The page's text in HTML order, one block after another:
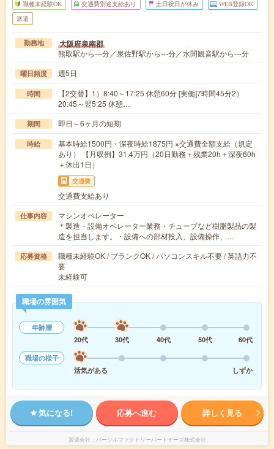
職種未経験OK 交通費別途支給あり 土日祝日が休み WEB登録OK
派遣
勤務地 大阪府泉南郡
熊取駅から---分／泉佐野駅から---分／水間観音駅から---分
曜日頻度 週5日
時間
【2交替】1）8:40～17:25 休憩60分 [実働]7時間45分2）
20:45～翌5:25 休憩…
期間 即日～6ヶ月の短期
時給
基本時給1500円・深夜時給1875円 ※交通費全額支給（規定
あり） 【月収例】31.4万円（20日勤務＋残業20h＋深夜60h
＋休出1日）
交通費
交通費支給あり
仕事内容
マシンオペレーター
＊製造・設備オペレーター業務・チューブなど樹脂製品の製
造を担当します。・設備への部材投入、設備操作、…
応募資格
職種未経験OK / ブランクOK / パソコンスキル不要 / 英語力不
要
未経験可
職場の雰囲気
年齢層
20代
30代 40代 50代
60代
職場の様子
活気がある
しずか
気になる! 応募へ進む 詳しく見る
派遣会社 パーソルファクトリーパートナーズ株式会社